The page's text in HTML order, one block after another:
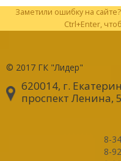
Заметили ошибку на
Ctrl+Enter,
© 2017 ГК "Лидер"
620014, г.
проспект Ленина,
8-
8-